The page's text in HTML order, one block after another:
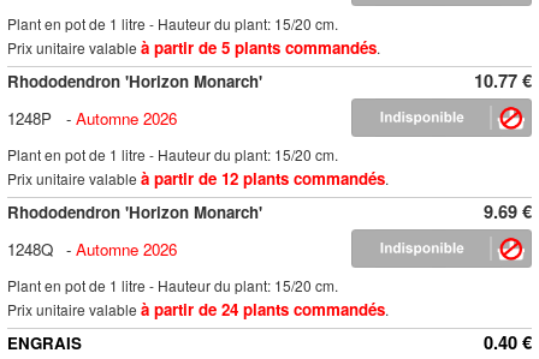
Plant en pot de 1 litre - Hauteur du plant: 15/20 cm.
Prix unitaire valable à partir de 5 plants commandés.
10.77 €
Rhododendron 'Horizon Monarch'
1248P
- Automne 2026
Plant en pot de 1 litre - Hauteur du plant: 15/20 cm.
Prix unitaire valable à partir de 12 plants commandés.
9.69 €
Rhododendron 'Horizon Monarch'
1248Q - Automne 2026
Plant en pot de 1 litre - Hauteur du plant: 15/20 cm.
Prix unitaire valable à partir de 24 plants commandés.
0.40 €
ENGRAIS